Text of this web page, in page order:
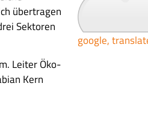
google,
übertragen
Sektoren
Leiter Öko-
Kern